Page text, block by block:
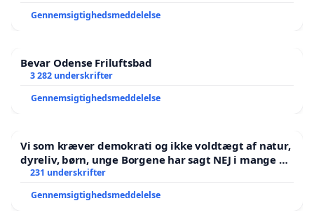
Gennemsigtighedsmeddelelse
Bevar Odense Friluftsbad
3 282 underskrifter
Gennemsigtighedsmeddelelse
Vi som kræver demokrati og ikke voldtægt af natur,
dyreliv, børn, unge Borgene har sagt NEJ i mange år.
Der er
231 underskrifter
Gennemsigtighedsmeddelelse